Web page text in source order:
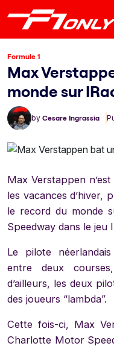
Formule 1
Max
monde sur
by Cesare Ingrassia
Max Verstappen
les vacances d’hiver,
le record du monde
Speedway dans le jeu
Le pilote
entre deux
d’ailleurs, les deux
des joueurs “lambda”.
Cette fois-ci, Max
Charlotte Motor